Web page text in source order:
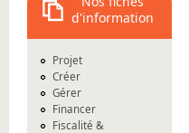
d'information
Projet
Créer
Gérer
Financer
Fiscalité &